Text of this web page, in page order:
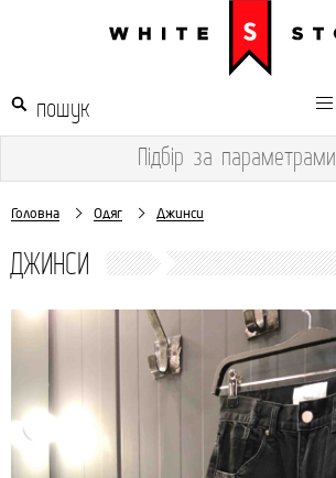
Підбір за параметрами
Головна Одяг Джинси
ДЖИНСИ